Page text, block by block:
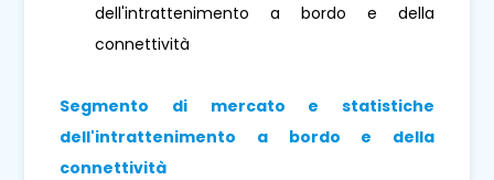
dell'intrattenimento a bordo e della
connettività
Segmento di mercato e statistiche
dell'intrattenimento a bordo e della
connettività